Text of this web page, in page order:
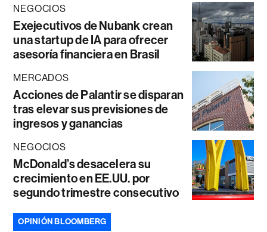
NEGOCIOS
Exejecutivos de Nubank crean
una startup de IA para ofrecer
asesoría financiera en Brasil
MERCADOS
Acciones de Palantir se disparan
tras elevar sus previsiones de
ingresos y ganancias
NEGOCIOS
McDonald’s desacelera su
crecimiento en EE.UU. por
segundo trimestre consecutivo
OPINIÓN BLOOMBERG